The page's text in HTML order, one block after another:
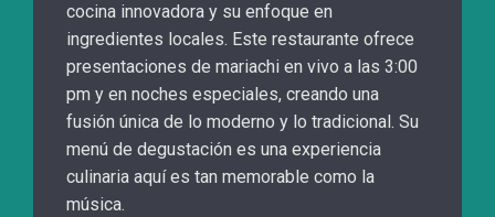
cocina innovadora y su enfoque en
ingredientes locales. Este restaurante ofrece
presentaciones de mariachi en vivo a las 3:00
pm y en noches especiales, creando una
fusión única de lo moderno y lo tradicional. Su
menú de degustación es una experiencia
culinaria aquí es tan memorable como la
música.